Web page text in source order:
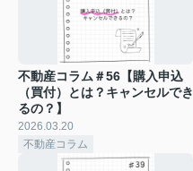
不動産コラム＃56【購入申込
（買付）とは？キャンセルでき
るの？】
2026.03.20
不動産コラム